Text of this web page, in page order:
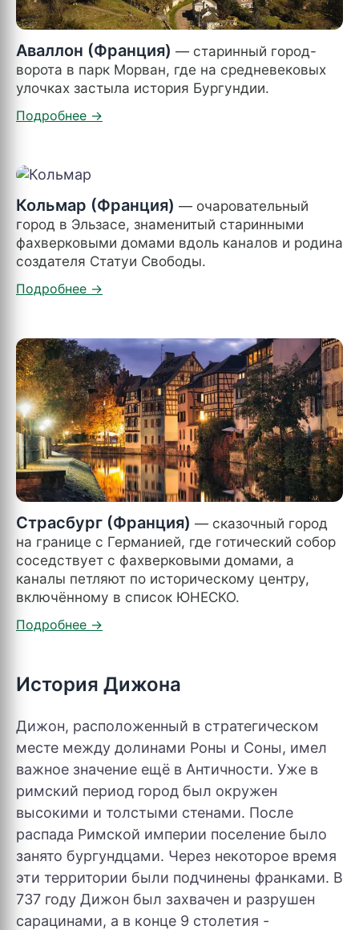
Аваллон (Франция) — старинный город-
ворота в парк Морван, где на средневековых
улочках застыла история Бургундии.
Кольмар (Франция) — очаровательный
город в Эльзасе, знаменитый старинными
фахверковыми домами вдоль каналов и родина
создателя Статуи Свободы.
Страсбург (Франция) — сказочный город
на границе с Германией, где готический собор
соседствует с фахверковыми домами, а
каналы петляют по историческому центру,
включённому в список ЮНЕСКО.
История Дижона
Дижон, расположенный в стратегическом
месте между долинами Роны и Соны, имел
важное значение ещё в Античности. Уже в
римский период город был окружен
высокими и толстыми стенами. После
распада Римской империи поселение было
занято бургундцами. Через некоторое время
эти территории были подчинены франками. В
737 году Дижон был захвачен и разрушен
сарацинами, а в конце 9 столетия -